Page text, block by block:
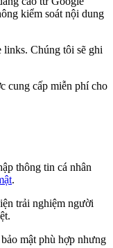
kiểm soát nội dung
Chúng tôi sẽ ghi
cung cấp miễn phí cho
thông tin cá nhân
.
trải nghiệm người
mật phù hợp nhưng